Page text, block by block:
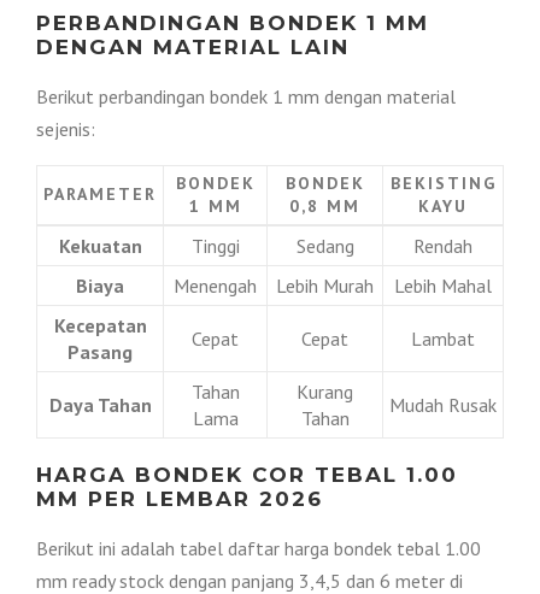
0
.
0
0
PERBANDINGAN BONDEK 1 MM
DENGAN MATERIAL LAIN
Berikut perbandingan bondek 1 mm dengan material
sejenis:
PARAMETER
BONDEK
1 MM
BONDEK
0,8 MM
BEKISTING
KAYU
Kekuatan Tinggi Sedang
Rendah
Biaya
Menengah Lebih Murah
Lebih Mahal
Kecepatan
Pasang
Cepat Cepat Lambat
Daya Tahan
Tahan
Lama
Kurang
Tahan
Mudah Rusak
HARGA BONDEK COR TEBAL 1.00
MM PER LEMBAR 2026
Berikut ini adalah tabel daftar harga bondek tebal 1.00
mm ready stock dengan panjang 3,4,5 dan 6 meter di